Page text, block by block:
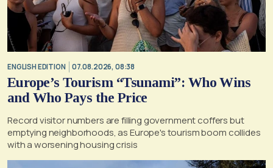
ENGLISH EDITION 07.08.2026, 08:38
Europe’s Tourism “Tsunami”: Who Wins
and Who Pays the Price
Record visitor numbers are filling government coffers but
emptying neighborhoods, as Europe's tourism boom collides
with a worsening housing crisis